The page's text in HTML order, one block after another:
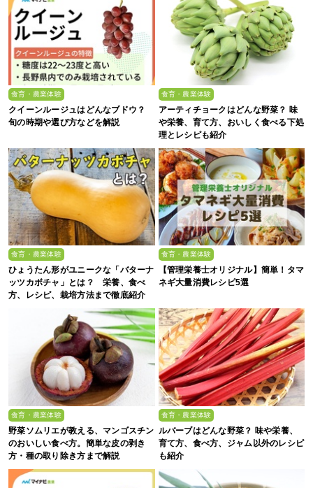
食育・農業体験
クイーンルージュはどんなブドウ？
旬の時期や選び方などを解説
食育・農業体験
アーティチョークはどんな野菜？ 味
や栄養、育て方、おいしく食べる下処
理とレシピも紹介
食育・農業体験
ひょうたん形がユニークな「バターナ
ッツカボチャ」とは？ 栄養、食べ
方、レシピ、栽培方法まで徹底紹介
食育・農業体験
【管理栄養士オリジナル】簡単！タマ
ネギ大量消費レシピ5選
食育・農業体験
野菜ソムリエが教える、マンゴスチン
のおいしい食べ方。簡単な皮の剥き
方・種の取り除き方まで解説
食育・農業体験
ルバーブはどんな野菜？ 味や栄養、
育て方、食べ方、ジャム以外のレシピ
も紹介